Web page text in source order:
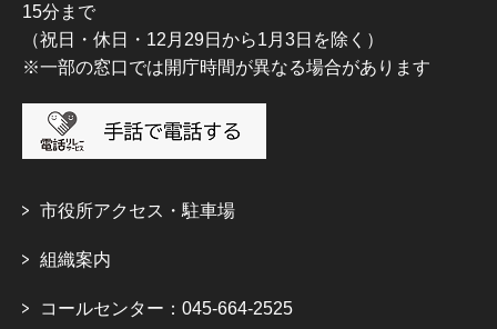
15分まで
（祝日・休日・12月29日から1月3日を除く）
※一部の窓口では開庁時間が異なる場合があります
市役所アクセス・駐車場
組織案内
コールセンター：045-664-2525